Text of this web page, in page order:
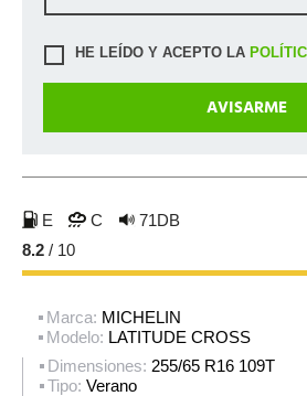
HE LEÍDO Y ACEPTO LA
E C
71DB
8.2 / 10
Marca: MICHELIN
Modelo: LATITUDE CROSS
Dimensiones: 255/65 R16 109T
Tipo: Verano